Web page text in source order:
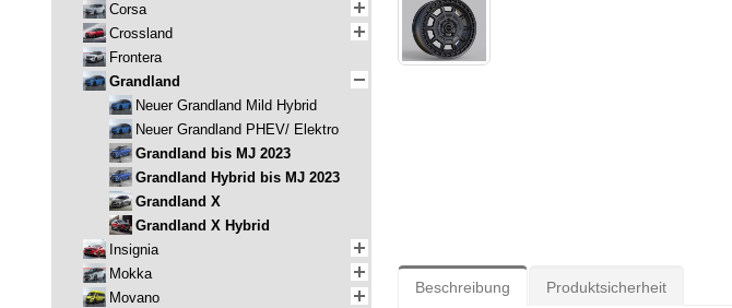
Beschreibung Produktsicherheit
Corsa
Crossland
Frontera
Grandland
Neuer Grandland Mild Hybrid
Neuer Grandland PHEV/ Elektro
Grandland bis MJ 2023
Grandland Hybrid bis MJ 2023
Grandland X
Grandland X Hybrid
Insignia
Mokka
Movano